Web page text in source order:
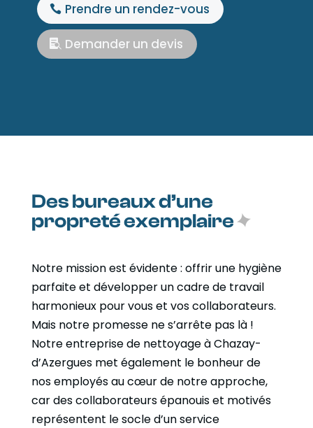
Prendre un rendez-vous
Demander un devis
Des bureaux d’une
propreté exemplaire
Notre mission est évidente : offrir une hygiène
parfaite et développer un cadre de travail
harmonieux pour vous et vos collaborateurs.
Mais notre promesse ne s’arrête pas là !
Notre entreprise de nettoyage à Chazay-
d’Azergues met également le bonheur de
nos employés au cœur de notre approche,
car des collaborateurs épanouis et motivés
représentent le socle d’un service